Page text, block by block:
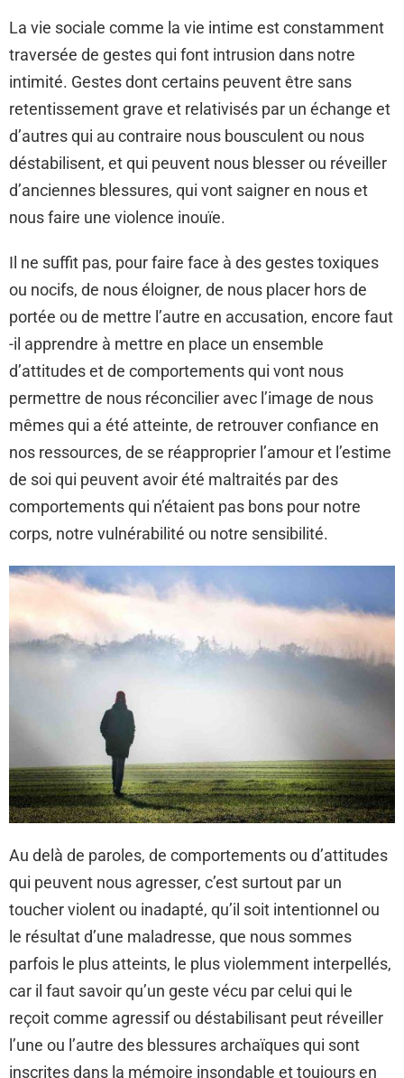
La vie sociale comme la vie intime est constamment
traversée de gestes qui font intrusion dans notre
intimité. Gestes dont certains peuvent être sans
retentissement grave et relativisés par un échange et
d’autres qui au contraire nous bousculent ou nous
déstabilisent, et qui peuvent nous blesser ou réveiller
d’anciennes blessures, qui vont saigner en nous et
nous faire une violence inouïe.
Il ne suffit pas, pour faire face à des gestes toxiques
ou nocifs, de nous éloigner, de nous placer hors de
portée ou de mettre l’autre en accusation, encore faut
-il apprendre à mettre en place un ensemble
d’attitudes et de comportements qui vont nous
permettre de nous réconcilier avec l’image de nous
mêmes qui a été atteinte, de retrouver confiance en
nos ressources, de se réapproprier l’amour et l’estime
de soi qui peuvent avoir été maltraités par des
comportements qui n’étaient pas bons pour notre
corps, notre vulnérabilité ou notre sensibilité.
Au delà de paroles, de comportements ou d’attitudes
qui peuvent nous agresser, c’est surtout par un
toucher violent ou inadapté, qu’il soit intentionnel ou
le résultat d’une maladresse, que nous sommes
parfois le plus atteints, le plus violemment interpellés,
car il faut savoir qu’un geste vécu par celui qui le
reçoit comme agressif ou déstabilisant peut réveiller
l’une ou l’autre des blessures archaïques qui sont
inscrites dans la mémoire insondable et toujours en